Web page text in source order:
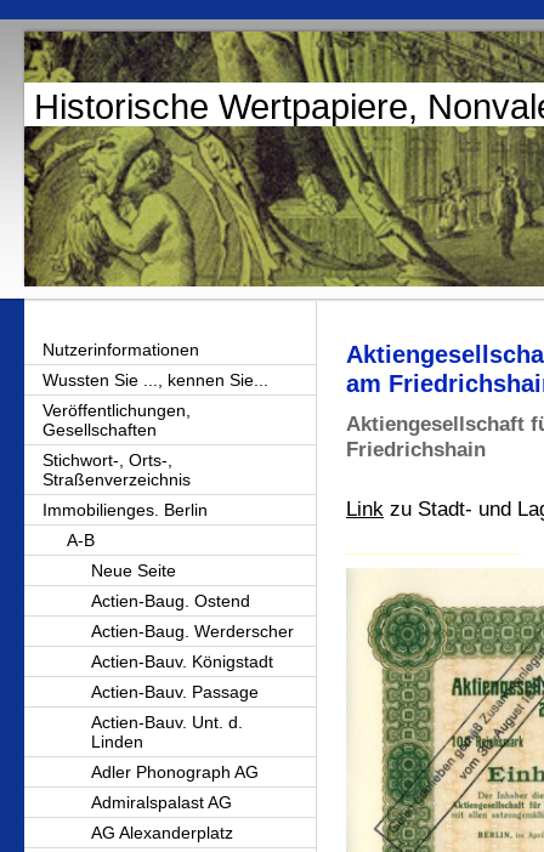
Historische Wertpapiere,
Nutzerinformationen
Wussten Sie ..., kennen Sie...
Veröffentlichungen,
Gesellschaften
Stichwort-, Orts-,
Straßenverzeichnis
Immobilienges. Berlin
A-B
Neue Seite
Actien-Baug. Ostend
Actien-Baug. Werderscher
Actien-Bauv. Königstadt
Actien-Bauv. Passage
Actien-Bauv. Unt. d.
Linden
Adler Phonograph AG
Admiralspalast AG
AG Alexanderplatz
am
Aktiengesellschaft
Friedrichshain
Link zu Stadt- und